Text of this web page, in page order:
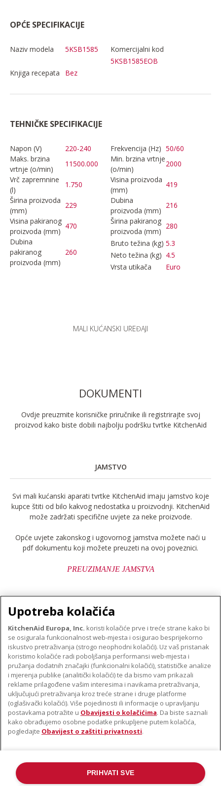
OPĆE SPECIFIKACIJE
Naziv modela 5KSB1585
Komercijalni kod
5KSB1585EOB
Knjiga recepata
Bez
TEHNIČKE SPECIFIKACIJE
Napon (V) 220-240 Frekvencija (Hz) 50/60
Maks. brzina
vrtnje (o/min)
11500.000
Min. brzina vrtnje
(o/min)
2000
Vrč zapremnine
(l)
1.750
Visina proizvoda
(mm)
419
Širina proizvoda
(mm)
229
Dubina
proizvoda (mm)
216
Visina pakiranog
proizvoda (mm)
470
Širina pakiranog
proizvoda (mm)
280
Dubina
pakiranog
proizvoda (mm)
260
Bruto težina (kg) 5.3
Neto težina (kg) 4.5
Vrsta utikača
Euro
MALI KUĆANSKI UREĐAJI
DOKUMENTI
Ovdje preuzmite korisničke priručnike ili registrirajte svoj
proizvod kako biste dobili najbolju podršku tvrtke KitchenAid
JAMSTVO
Svi mali kućanski aparati tvrtke KitchenAid imaju jamstvo koje
kupce štiti od bilo kakvog nedostatka u proizvodnji. KitchenAid
može zadržati specifične uvjete za neke proizvode.
Opće uvjete zakonskog i ugovornog jamstva možete naći u
pdf dokumentu koji možete preuzeti na ovoj poveznici.
PREUZIMANJE JAMSTVA
O TVRTKI KITCHENAID
Robna marka
Povijest
ODR
PODRŠKA
Pronađi trgovinu
Jamstvo i dokumenti
PRATITE NAS
©2022. Sva prava pridržana. KitchenAid i dizajn samostojećeg miksera
Upotreba kolačića
KitchenAid Europa, Inc. koristi kolačiće prve i treće strane kako bi
se osigurala funkcionalnost web-mjesta i osigurao besprijekorno
iskustvo pretraživanja (strogo neophodni kolačići). Uz vaš pristanak
koristimo kolačiće radi poboljšanja performansi web-mjesta i
pružanja dodatnih značajki (funkcionalni kolačići), statističke analize
i mjerenja publike (analitički kolačići) te da bismo vam prikazali
reklame prilagođene vašim interesima i navikama pretraživanja,
uključujući pretraživanja kroz treće strane i druge platforme
(oglašivački kolačići). Više pojedinosti ili informacije o upravljanju
postavkama potražite u Obavijesti o kolačićima. Da biste saznali
kako obrađujemo osobne podatke prikupljene putem kolačića,
pogledajte Obavijest o zaštiti privatnosti.
PRIHVATI SVE